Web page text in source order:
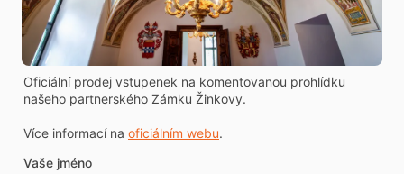
Oficiální prodej vstupenek na komentovanou prohlídku
našeho partnerského Zámku Žinkovy.
Více informací na oficiálním webu.
Vaše jméno